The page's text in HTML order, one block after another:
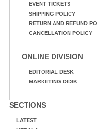
EVENT TICKETS
SHIPPING POLICY
RETURN AND REFUND
CANCELLATION POLICY
ONLINE DIVISION
EDITORIAL DESK
MARKETING DESK
SECTIONS
LATEST